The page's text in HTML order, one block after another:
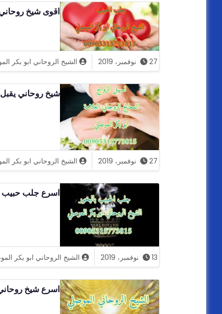
اقوى شيخ
27 نوفمبر، 2019 الشيخ الروحاني ابو بكر
شيخ روحاني يقبل
27 نوفمبر، 2019 الشيخ الروحاني ابو بكر
اسرع جلب حبيب الشيخ
13 نوفمبر، 2019 الشيخ الروحاني ابو بكر
اسرع شيخ روحاني